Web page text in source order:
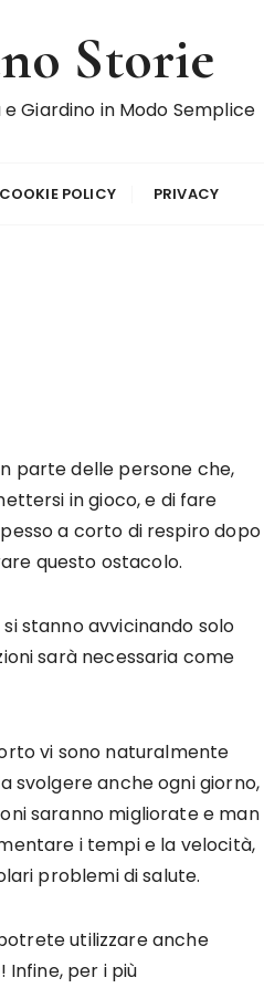
Storie
Giardino in Modo Semplice
COOKIE POLICY PRIVACY
parte delle persone che,
in gioco, e di fare
a corto di respiro dopo
questo ostacolo.
stanno avvicinando solo
sarà necessaria come
vi sono naturalmente
svolgere anche ogni giorno,
saranno migliorate e man
i tempi e la velocità,
problemi di salute.
utilizzare anche
per i più